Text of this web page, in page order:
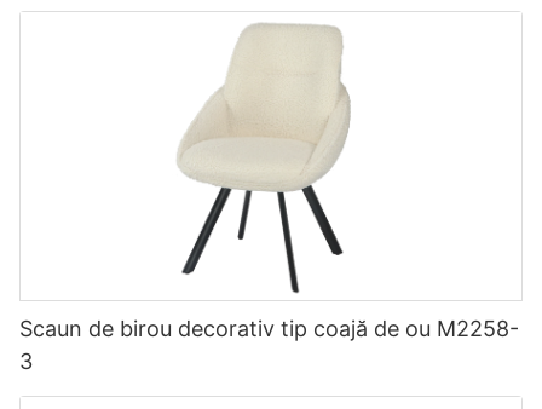
Scaun de birou decorativ tip coajă de ou M2258-
3